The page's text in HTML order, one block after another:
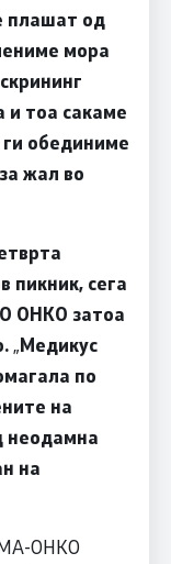
плашат од
мора
и тоа сакаме
ги обединиме
жал во
пикник, сега
ОНКО затоа
„Медикус
по
на
неодамна
на
ОНКО